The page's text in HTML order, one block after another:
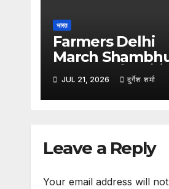
भारत
Farmers Delhi
March
Border :- किसानों के
दिल्ली कूच से पहले शंभू
सील, हरियाणा पुलिस ने
JUL 21, 2026 दुर्गेश शर्मा
Leave a Reply
Your email address will